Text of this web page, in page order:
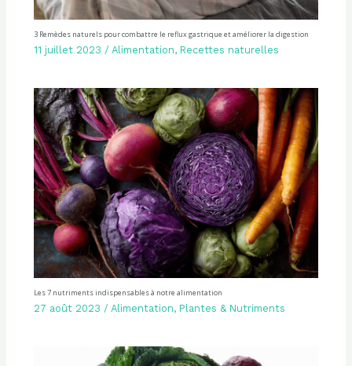
3 Remèdes naturels pour combattre le reflux gastrique et améliorer la digestion
11 juillet 2023 / Alimentation, Recettes naturelles
Les 7 nutriments indispensables à notre alimentation
27 août 2023 / Alimentation, Plantes & Nutriments